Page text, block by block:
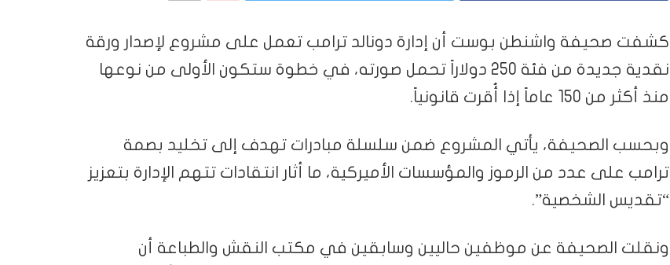
كشفت صحيفة واشنطن بوست أن إدارة دونالد ترامب تعمل على مشروع لإصدار ورقة
نقدية جديدة من فئة 250 دولاراً تحمل صورته، في خطوة ستكون الأولى من نوعها
منذ أكثر من 150 عاماً إذا أُقرت قانونياً.
وبحسب الصحيفة، يأتي المشروع ضمن سلسلة مبادرات تهدف إلى تخليد بصمة
ترامب على عدد من الرموز والمؤسسات الأميركية، ما أثار انتقادات تتهم الإدارة بتعزيز
“تقديس الشخصية”.
ونقلت الصحيفة عن موظفين حاليين وسابقين في مكتب النقش والطباعة أن